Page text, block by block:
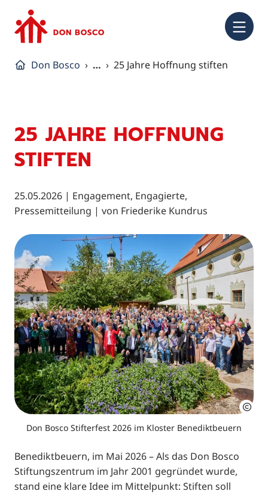
Don Bosco … 25 Jahre Hoffnung stiften
25 JAHRE HOFFNUNG
STIFTEN
25.05.2026 | Engagement, Engagierte,
Pressemitteilung | von Friederike Kundrus
Don Bosco Stifterfest 2026 im Kloster Benediktbeuern
Benediktbeuern, im Mai 2026 – Als das Don Bosco
Stiftungszentrum im Jahr 2001 gegründet wurde,
stand eine klare Idee im Mittelpunkt: Stiften soll